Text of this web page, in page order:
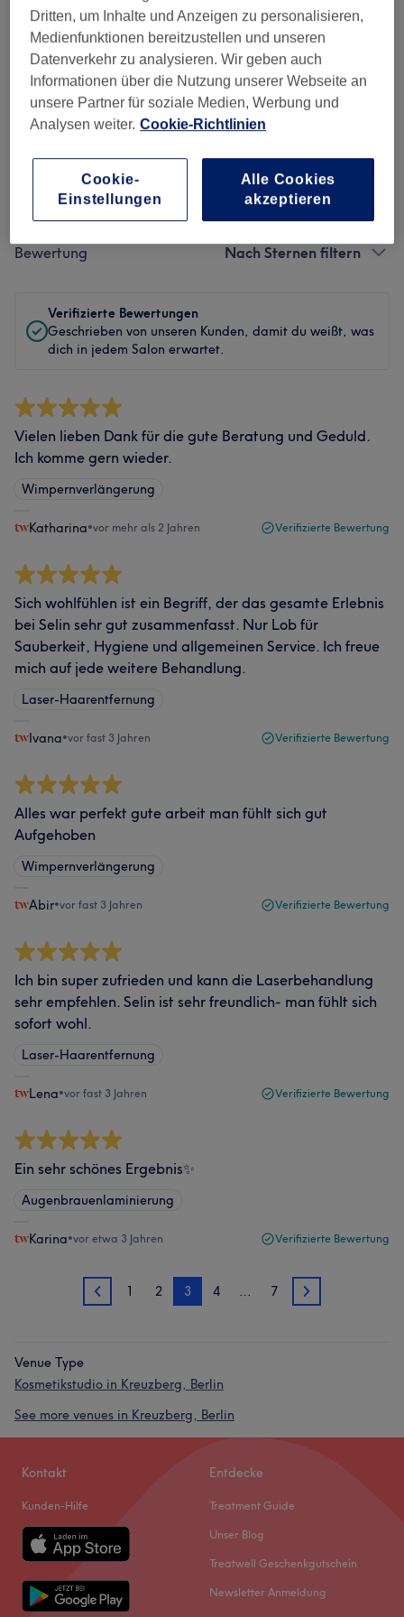
Sauberkeit
Service
Behandlung Alle Bewertungen
Bewertung Nach Sternen filtern
Verifizierte Bewertungen
Geschrieben von unseren Kunden, damit du weißt, was
dich in jedem Salon erwartet.
Vielen lieben Dank für die gute Beratung und Geduld.
Ich komme gern wieder.
Wimpernverlängerung
Katharina•vor mehr als 2 Jahren Verifizierte Bewertung
Sich wohlfühlen ist ein Begriff, der das gesamte Erlebnis
bei Selin sehr gut zusammenfasst. Nur Lob für
Sauberkeit, Hygiene und allgemeinen Service. Ich freue
mich auf jede weitere Behandlung.
Laser-Haarentfernung
Ivana•vor fast 3 Jahren Verifizierte Bewertung
Alles war perfekt gute arbeit man fühlt sich gut
Aufgehoben
Wimpernverlängerung
Abir•vor fast 3 Jahren Verifizierte Bewertung
Ich bin super zufrieden und kann die Laserbehandlung
sehr empfehlen. Selin ist sehr freundlich- man fühlt sich
sofort wohl.
Laser-Haarentfernung
Lena•vor fast 3 Jahren Verifizierte Bewertung
Ein sehr schönes Ergebnis✨
Augenbrauenlaminierung
Karina•vor etwa 3 Jahren Verifizierte Bewertung
2 1 2 3 4 … 7 4
Venue Type
Kosmetikstudio in Kreuzberg, Berlin
See more venues in Kreuzberg, Berlin
Kontakt
Kunden-Hilfe
Entdecke
Treatment Guide
Unser Blog
Treatwell Geschenkgutschein
Newsletter Anmeldung
Dritten, um Inhalte und Anzeigen zu personalisieren,
Medienfunktionen bereitzustellen und unseren
Datenverkehr zu analysieren. Wir geben auch
Informationen über die Nutzung unserer Webseite an
unsere Partner für soziale Medien, Werbung und
Analysen weiter. Cookie-Richtlinien
Cookie-
Einstellungen
Alle Cookies
akzeptieren